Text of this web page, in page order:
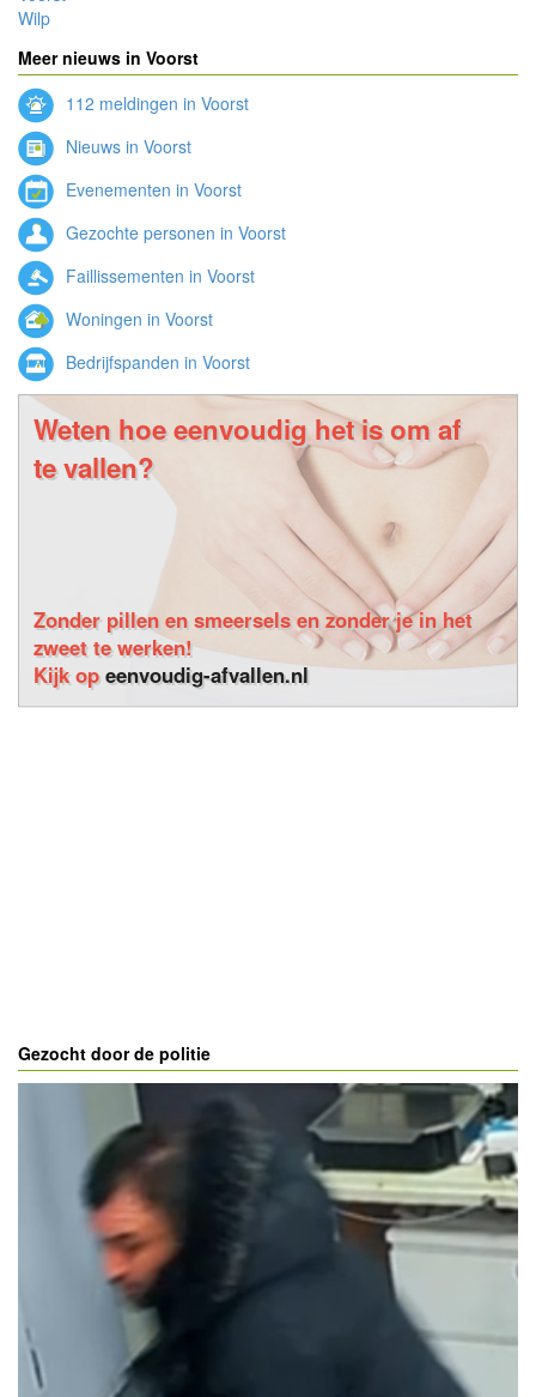
Wilp
Meer nieuws in Voorst
112 meldingen in Voorst
Nieuws in Voorst
Evenementen in Voorst
Gezochte personen in Voorst
Faillissementen in Voorst
Woningen in Voorst
Bedrijfspanden in Voorst
Weten hoe eenvoudig het is om af
te vallen?
Zonder pillen en smeersels en zonder je in het
zweet te werken!
Kijk opeenvoudig-afvallen.nl
Gezocht door de politie